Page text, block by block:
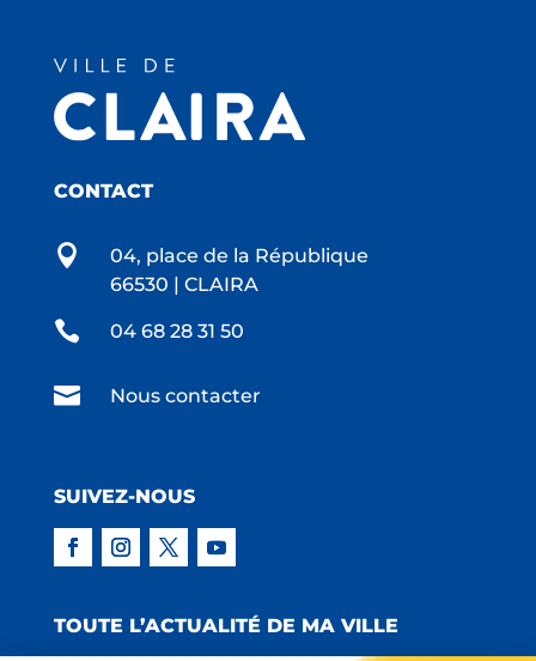
CONTACT

04, place de la République
66530 | CLAIRA
 04 68 28 31 50
 Nous contacter
SUIVEZ-NOUS
TOUTE L’ACTUALITÉ DE MA VILLE